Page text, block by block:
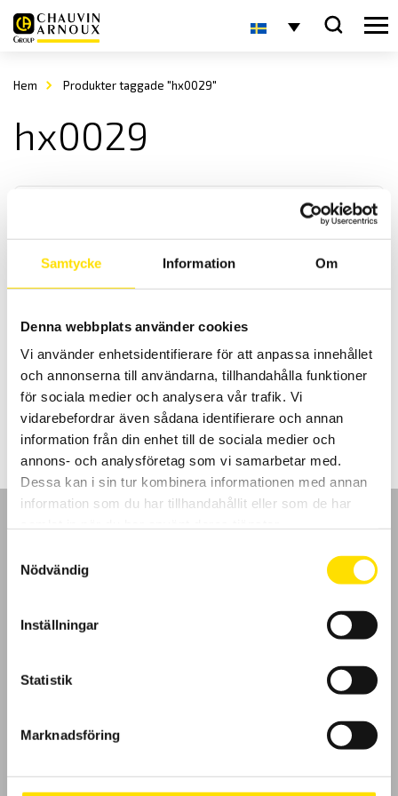
Samtycke Information Om
Denna webbplats använder cookies
Vi använder enhetsidentifierare för att anpassa innehållet
och annonserna till användarna, tillhandahålla funktioner
för sociala medier och analysera vår trafik. Vi
vidarebefordrar även sådana identifierare och annan
information från din enhet till de sociala medier och
annons- och analysföretag som vi samarbetar med.
Dessa kan i sin tur kombinera informationen med annan
information som du har tillhandahållit eller som de har
Nödvändig
Inställningar
Statistik
Marknadsföring
Hem Produkter taggade "hx0029"
hx0029
Scopix & CA922 – CA942 tillbehör för kommunikation
PC mjukvara SX-Metro för att kommunicera med Chauvin-Arnoux
och Metrix handhållna 2- och 4-kanals oscilloskop.
LÄS MER